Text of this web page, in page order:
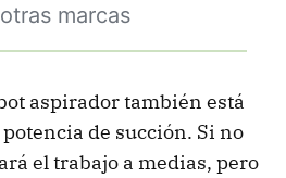
marcas
aspirador también está
de succión. Si no
el trabajo a medias, pero